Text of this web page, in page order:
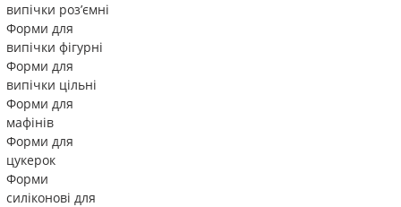
випічки роз’ємні
Форми для
випічки фігурні
Форми для
випічки цільні
Форми для
мафінів
Форми для
цукерок
Форми
силіконові для